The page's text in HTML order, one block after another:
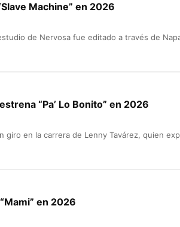
Machine” en 2026
de Nervosa fue editado a través de
“Pa’ Lo Bonito” en 2026
giro en la carrera de Lenny Tavárez, quien
en 2026